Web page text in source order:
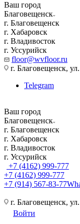
Ваш город
Благовещенск
г. Благовещенск
г. Хабаровск
г. Владивосток
г. Уссурийск
floor@wvfloor.ru
г. Благовещенск,
Telegram
Ваш город
Благовещенск
г. Благовещенск
г. Хабаровск
г. Владивосток
г. Уссурийск
+7 (4162) 999-777
+7 (4162) 999-777
+7 (914) 567-83-77
г. Благовещенск,
Войти